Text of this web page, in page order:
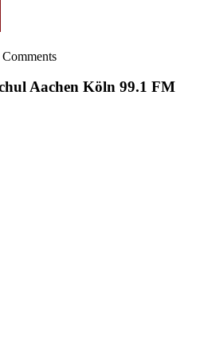
Comments
Aachen Köln 99.1 FM